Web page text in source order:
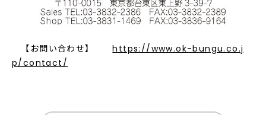
【お問い合わせ】https://www.ok-bungu.co.j
p/contact/